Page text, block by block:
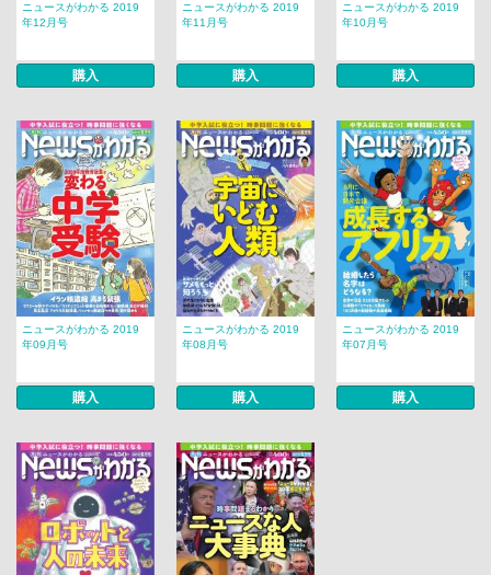
ニュースがわかる 2019
年12月号
購入
ニュースがわかる 2019
年11月号
購入
ニュースがわかる 2019
年10月号
購入
ニュースがわかる 2019
年09月号
購入
ニュースがわかる 2019
年08月号
購入
ニュースがわかる 2019
年07月号
購入